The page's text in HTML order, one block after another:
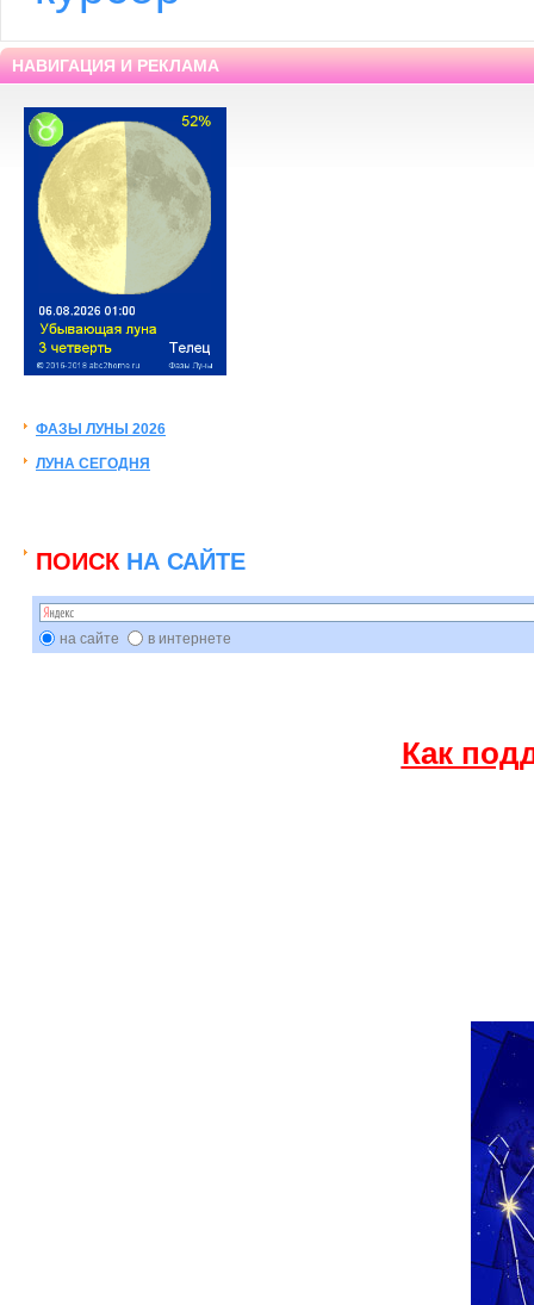
НАВИГАЦИЯ И РЕКЛАМА
ФАЗЫ ЛУНЫ 2026
ЛУНА СЕГОДНЯ
ПОИСК НА САЙТЕ
на сайте в интернете
Как